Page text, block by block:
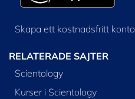
Skapa ett kostnadsfritt konto
RELATERADE SAJTER
Scientology
Kurser i Scientology